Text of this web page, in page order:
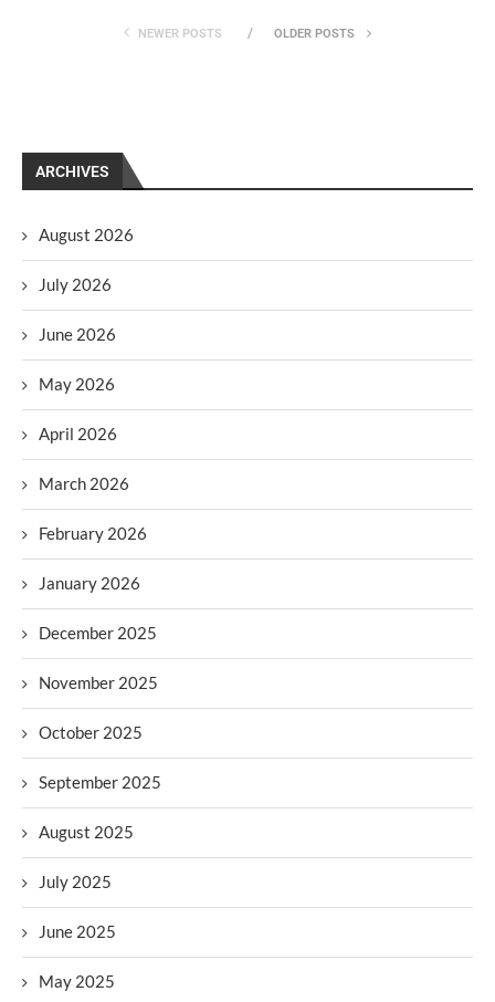
NEWER POSTS OLDER POSTS
ARCHIVES
August 2026
July 2026
June 2026
May 2026
April 2026
March 2026
February 2026
January 2026
December 2025
November 2025
October 2025
September 2025
August 2025
July 2025
June 2025
May 2025